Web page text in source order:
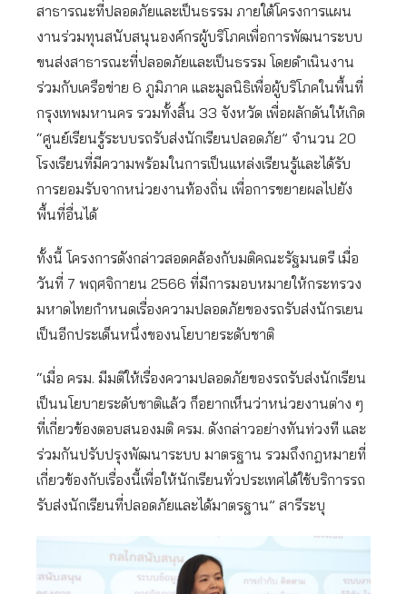
สาธารณะที่ปลอดภัยและเป็นธรรม ภายใต้โครงการแผน
งานร่วมทุนสนับสนุนองค์กรผู้บริโภคเพื่อการพัฒนาระบบ
ขนส่งสาธารณะที่ปลอดภัยและเป็นธรรม โดยดำเนินงาน
ร่วมกับเครือข่าย 6 ภูมิภาค และมูลนิธิเพื่อผู้บริโภคในพื้นที่
กรุงเทพมหานคร รวมทั้งสิ้น 33 จังหวัด เพื่อผลักดันให้เกิด
“ศูนย์เรียนรู้ระบบรถรับส่งนักเรียนปลอดภัย” จำนวน 20
โรงเรียนที่มีความพร้อมในการเป็นแหล่งเรียนรู้และได้รับ
การยอมรับจากหน่วยงานท้องถิ่น เพื่อการขยายผลไปยัง
พื้นที่อื่นได้
ทั้งนี้ โครงการดังกล่าวสอดคล้องกับมติคณะรัฐมนตรี เมื่อ
วันที่ 7 พฤศจิกายน 2566 ที่มีการมอบหมายให้กระทรวง
มหาดไทยกำหนดเรื่องความปลอดภัยของรถรับส่งนักรเยน
เป็นอีกประเด็นหนึ่งของนโยบายระดับชาติ
“เมื่อ ครม. มีมติให้เรื่องความปลอดภัยของรถรับส่งนักเรียน
เป็นนโยบายระดับชาติแล้ว ก็อยากเห็นว่าหน่วยงานต่าง ๆ
ที่เกี่ยวข้องตอบสนองมติ ครม. ดังกล่าวอย่างทันท่วงที และ
ร่วมกันปรับปรุงพัฒนาระบบ มาตรฐาน รวมถึงกฎหมายที่
เกี่ยวข้องกับเรื่องนี้เพื่อให้นักเรียนทั่วประเทศได้ใช้บริการรถ
รับส่งนักเรียนที่ปลอดภัยและได้มาตรฐาน” สารีระบุ